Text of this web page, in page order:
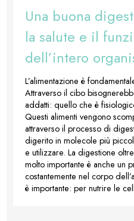
Una buona
la salute e il
dell’intero
L’alimentazione è
Attraverso il cibo
addatti: quello che è
Questi alimenti vengono
attraverso il processo di
digerito in molecole più
e utilizzare. La digestione
molto importante è anche un
costantemente nel corpo
è importante: per nutrire le